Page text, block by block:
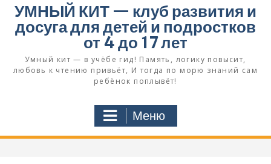
УМНЫЙ КИТ — клуб развития и
досуга для детей и подростков
от 4 до 17 лет
Умный кит — в учёбе гид! Память, логику повысит,
любовь к чтению привьёт, И тогда по морю знаний сам
ребёнок поплывёт!​
Меню